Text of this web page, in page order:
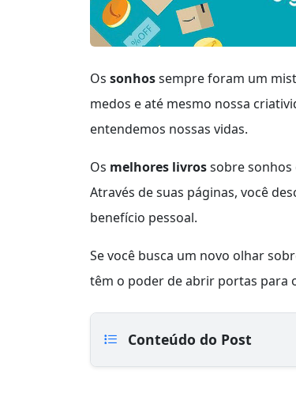
Os sonhossempre foram um
medos e até mesmo nossa
entendemos nossas vidas.
Os melhores livrossobre sonhos
Através de suas páginas, você
benefício pessoal.
Se você busca um novo olhar
têm o poder de abrir portas para
Conteúdo do Post